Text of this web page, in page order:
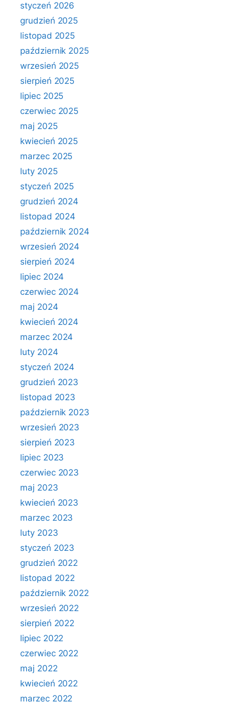
styczeń 2026
grudzień 2025
listopad 2025
październik 2025
wrzesień 2025
sierpień 2025
lipiec 2025
czerwiec 2025
maj 2025
kwiecień 2025
marzec 2025
luty 2025
styczeń 2025
grudzień 2024
listopad 2024
październik 2024
wrzesień 2024
sierpień 2024
lipiec 2024
czerwiec 2024
maj 2024
kwiecień 2024
marzec 2024
luty 2024
styczeń 2024
grudzień 2023
listopad 2023
październik 2023
wrzesień 2023
sierpień 2023
lipiec 2023
czerwiec 2023
maj 2023
kwiecień 2023
marzec 2023
luty 2023
styczeń 2023
grudzień 2022
listopad 2022
październik 2022
wrzesień 2022
sierpień 2022
lipiec 2022
czerwiec 2022
maj 2022
kwiecień 2022
marzec 2022